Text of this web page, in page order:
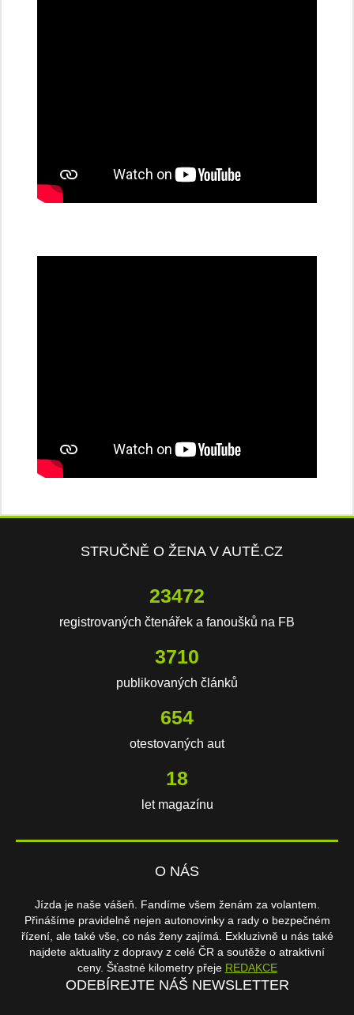
STRUČNĚ O ŽENA V AUTĚ.CZ
23472
registrovaných čtenářek a fanoušků na FB
3710
publikovaných článků
654
otestovaných aut
18
let magazínu
O NÁS
Jízda je naše vášeň. Fandíme všem ženám za volantem.
Přinášíme pravidelně nejen autonovinky a rady o bezpečném
řízení, ale také vše, co nás ženy zajímá. Exkluzivně u nás také
najdete aktuality z dopravy z celé ČR a soutěže o atraktivní
ceny. Šťastné kilometry přeje REDAKCE
ODEBÍREJTE NÁŠ NEWSLETTER